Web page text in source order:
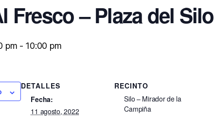
Fresco – Plaza del Silo
pm - 10:00 pm
DETALLES
Fecha:
11 agosto, 2022
RECINTO
Silo – Mirador de la
Campiña